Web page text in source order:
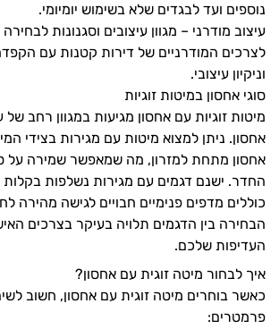
נוספים ועד לבגדים שלא בשימוש יומיומי.
עיצוב מודרני – מגוון עיצובים וסגנונות
לצרכים המודרניים של דירות קטנות עם
וניקיון עיצובי.
סוגי אחסון במיטות זוגיות
מיטות זוגיות עם אחסון מגיעות במגוון רחב של
אחסון. ניתן למצוא מיטות עם מגירות בצידי
אחסון מתחת למזרון, מה שמאפשר שמירה על
החדר. ישנם דגמים עם מגירות נשלפות בקלות
כוללים מדפים פנימיים חבויים לגישה מהירה
הבחירה בין הדגמים תלויה בעיקר בצרכים
העדיפות שלכם.
איך לבחור מיטה זוגית עם אחסון?
כאשר בוחרים מיטה זוגית עם אחסון, חשוב
פרמטרים: